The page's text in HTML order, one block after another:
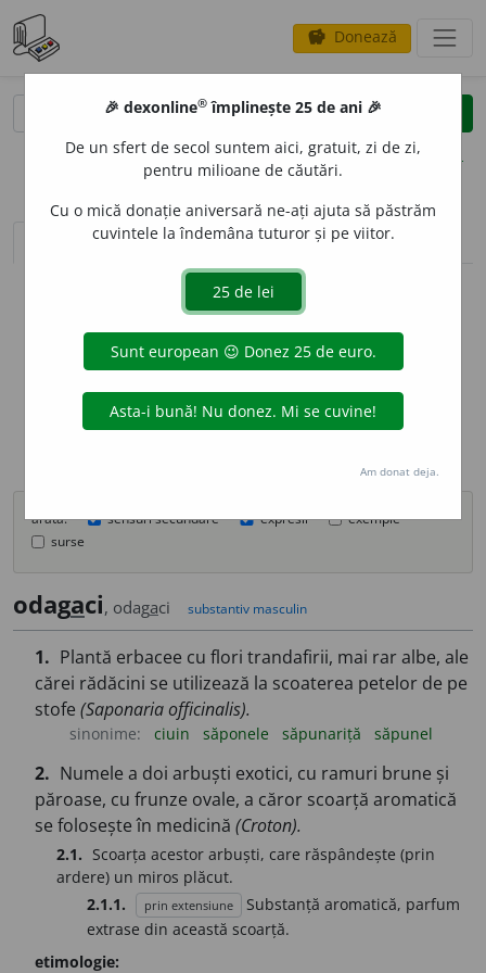
savings Donează
clear
opțiuni
sinteza definițiilor (1) definiții (29) declinări
info
Aceste definiții sunt compilate de
echipa dexonline. Definițiile
originale se află pe filadefiniții.
preferințe
arată: sensuri secundare expresii
exemple
surse
odagaci, odagaci substantiv masculin
1. Plantă erbacee cu flori trandafirii, mai rar albe, ale
cărei rădăcini se utilizează la scoaterea petelor de pe
stofe (Saponaria officinalis).
sinonime: ciuin săponele săpunariță săpunel
2. Numele a doi arbuști exotici, cu ramuri brune și
păroase, cu frunze ovale, a căror scoarță aromatică
se folosește în medicină (Croton).
2.1. Scoarța acestor arbuști, care răspândește (prin
ardere) un miros plăcut.
2.1.1.
prin extensiune
Substanță aromatică, parfum
extrase din această scoarță.
etimologie:
🎉 dexonline® împlinește 25 de ani 🎉
De un sfert de secol suntem aici, gratuit, zi de zi,
pentru milioane de căutări.
Cu o mică donație aniversară ne-ați ajuta să păstrăm
cuvintele la îndemâna tuturor și pe viitor.
Am donat deja.